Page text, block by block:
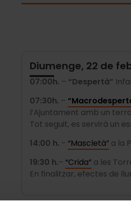
Diumenge, 22 de
07:00h. – “Despertà”
07:30h. –
l’Ajuntament amb un
Tot seguit, es servirà un
14:00 h. - “Mascletà” a la
19:30 h.– “Crida” a les
En finalitzar, efectes de